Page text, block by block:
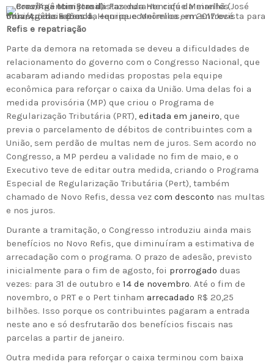
Ministro da Fazenda, Henrique Meirelles, em entrevista para balanço das ações da equipe econômica em 2017
José Cruz/Agência Brasil
Refis e repatriação
Parte da demora na retomada se deveu a dificuldades de
relacionamento do governo com o Congresso Nacional, que
acabaram adiando medidas propostas pela equipe
econômica para reforçar o caixa da União. Uma delas foi a
medida provisória (MP) que criou o Programa de
Regularização Tributária (PRT), editada em janeiro, que
previa o parcelamento de débitos de contribuintes com a
União, sem perdão de multas nem de juros. Sem acordo no
Congresso, a MP perdeu a validade no fim de maio, e o
Executivo teve de editar outra medida, criando o Programa
Especial de Regularização Tributária (Pert), também
chamado de Novo Refis, dessa vez com desconto nas multas
e nos juros.
Durante a tramitação, o Congresso introduziu ainda mais
benefícios no Novo Refis, que diminuíram a estimativa de
arrecadação com o programa. O prazo de adesão, previsto
inicialmente para o fim de agosto, foi prorrogado duas
vezes: para 31 de outubro e 14 de novembro. Até o fim de
novembro, o PRT e o Pert tinham arrecadado R$ 20,25
bilhões. Isso porque os contribuintes pagaram a entrada
neste ano e só desfrutarão dos benefícios fiscais nas
parcelas a partir de janeiro.
Outra medida para reforçar o caixa terminou com baixa